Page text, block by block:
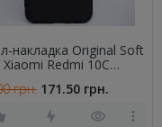
накладка Original Soft
Xiaomi Redmi 10C
грн. 171.50 грн.